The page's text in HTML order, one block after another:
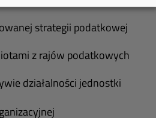
strategii podatkowej
z rajów podatkowych
działalności jednostki